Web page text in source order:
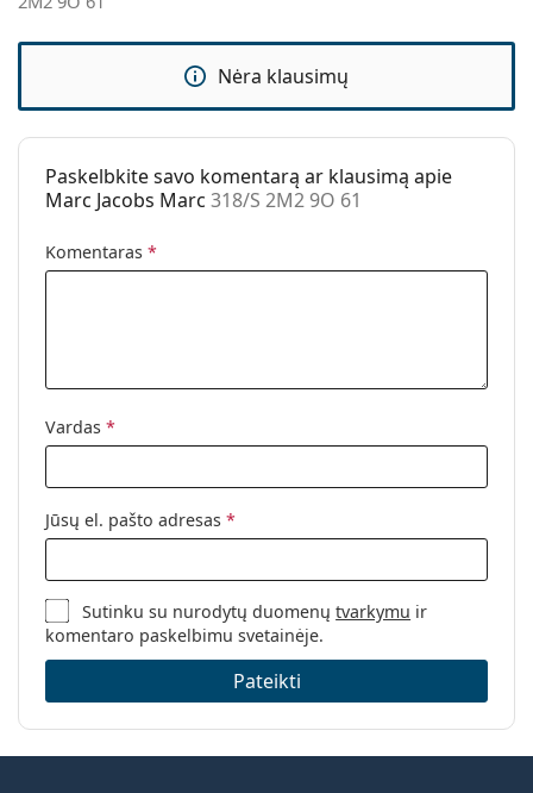
Kodas:
318/S 2M2 9O 61
Nėra klausimų
Paskelbkite savo komentarą ar klausimą apie
Marc Jacobs Marc 318/S 2M2 9O 61
Komentaras *
Vardas *
Jūsų el. pašto adresas *
Sutinku su nurodytų duomenųtvarkymu ir
komentaro paskelbimu svetainėje.
Pateikti